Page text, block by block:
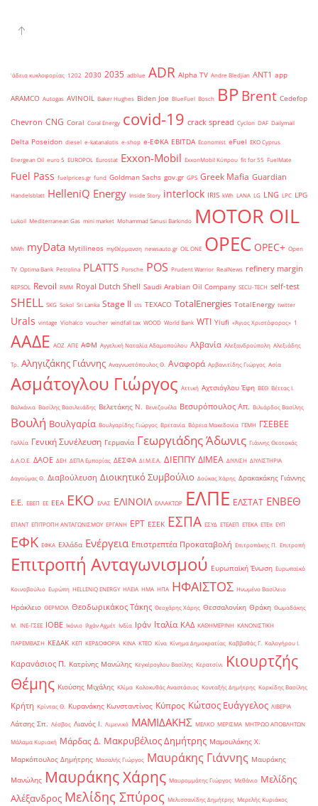
'άδεια κυκλοφορίας 1202 2030 2035 adblue ADR Alpha TV Andre Bledjian ANT1 app
ARAMCO Autogas AVINOIL Baker Hughes Biden Joe BlueFuel Bosch BPBrent Cedefop
Chevron CNG Coral Coral Energy covid-19 crack spread Cyclon DAF Dailymail
Delta Poseidon diesel e-katanalotis e-shop e-ΕΦΚΑ EBITDA Economist eFuel EKO Cyprus
Energean Oil euro 5 EUROPOL Eurostat Exxon-Mobil ExxonMobil Κύπρου fit for 55 FuelMate
Fuel Pass fuelprices.gr fund Goldman Sachs gov.gr GPS Greek Mafia Guardian
Handelsblatt HelleniQ Energy Inside Story interlock IRIS kWh LANA LG LNG LPC LPG
Lukoil Mediterranean Gas mini market Mohammad Sanusi Barkindo MOTOR OIL
MWh myData Mytilineos myΘέρμανση newsauto.gr OIL ONE OPEC OPEC+ Open
TV Optima Bank Petrolina PLATTS Porsche POS Prudent Warrior RealNews refinery margin
REPSOL Revoil RMM Royal Dutch Shell Saudi Arabian Oil Company SECU-TECH self-test
SHELL SKG Sokol Sri Lanka Stage II sts TEXACO TotalEnergies TotalEnergy twitter
Urals vintage Viohalco voucher windfall tax WOOD World Bank WTI Yiufi «Άγιος Χριστόφορος» ΄1
ΑΑΔΕ ΑΟΖ ΑΠΕ ΑΦΜ Αγγελική Ναταλία Αδαμοπούλου Αλβανία Αλεξανδρούπολη Αλεξιάδης
Τρ. Αληγιζάκης Γιάννης Αναγνωστόπουλος Θ. Αναφορά Αρβανιτίδης Γιώργος Ασία
Ασμάτογλου Γιώργος Αττική Αχτσιόγλου Έφη ΒΕΘ Βέττας Ι.
Βαλκάνια Βασίλης Βασιλειάδης Βελετάκης Ν. Βενεζουέλα Βεσυρόπουλος Απ. Βιλιάρδος Βασίλης
Βουλή Βουλγαρία Βουλγαρίδης Γιώργος Βρετανία Βόρεια Μακεδονία ΓΕΜΗ ΓΣΕΒΕΕ
Γαλλία Γενική Συνέλευση Γερμανία Γεωργιάδης Άδωνις Γιάννης Θεοτοκάς
Δ.Α.Ο.Ε. ΔΑΟΕ ΔΕΗ ΔΕΠΑ Εμπορίας ΔΕΣΦΑ ΔΙ.Μ.Ε.Α. ΔΙΕΠΠΥ ΔΙΜΕΑ ΔΙΥΛΙΣΗ ΔΙΥΛΙΣΤΗΡΙΑ
Δαγούμας Θ. Διαβούλευση Διοικητικό Συμβούλιο Δούκας Χάρης Δρακακάκης Γιάννης
Ε.Ε. ΕΒΕΠ ΕΕ ΕΕΑ ΕΚΟ ΕΛΑΣ ΕΛΙΝΟΙΛ ΕΛΛΑΚΤΩΡ ΕΛΠΕ ΕΛΣΤΑΤ ΕΝΒΕΘ
ΕΠΑΝΤ ΕΠΙΤΡΟΠΗ ΑΝΤΑΓΩΝΙΣΜΟΥ ΕΡΓΑΝΗ ΕΡΤ ΕΣΕΚ ΕΣΠΑ ΕΣΥΔ ΕΤΕΑΕΠ ΕΤΕΚΑ ΕΤΕπ ΕΥΠ
ΕΦΚ ΕΦΚΑ Ελλάδα Ενέργεια Επιστρεπτέα Προκαταβολή Επιτροπάκης Π. Επιτροπή
Επιτροπή Ανταγωνισμού Ευρωπαϊκή Ένωση Ευρωπαϊκό
Κοινοβούλιο Ευρώπη ΗELLENiQ ENERGY ΗΛΕΙΑ ΗΜΑ ΗΠΑ ΗΦΑΙΣΤΟΣ Ηνωμένο Βασίλειο
Ηράκλειο ΘΕΡΜΟΙΛ Θεοδωρικάκος Τάκης Θεοχάρης Χάρης Θεσσαλονίκη Θράκη Θωμαδάκης
Μ. ΙΝΕ-ΓΣΕΕ ΙΟΒΕ Ικόνιο Ιλχάν Αχμέτ Ινδία Ιράν Ιταλία ΚΑΔ ΚΑΘΗΜΕΡΙΝΗ ΚΑΝΟΝΙΣΤΙΚΗ
ΠΑΡΕΜΒΑΣΗ ΚΕΔΑΚ ΚΕΠ ΚΕΡΔΟΦΟΡΙΑ ΚΙΝΑ ΚΤΕΟ Κίνα Κίνημα Δημοκρατίας Καββαθάς Γ. Καλογήρου Ι.
Καρανάσιος Π. Κατρίνης Μανώλης Κεγκέρογλου Βασίλης Κερατσίνι
Κιουρτζής
Θέμης Κιούσης Μιχάλης Κλίμα Κολοκυθάς Αναστάσιος Κονταξής Δημήτρης Κορκίδης Βασίλης
Κρήτη Κρίντας Θ. Κυρανάκης Κωνσταντίνος Κύπρος Κώτσος Ευάγγελος ΛΙΒΕΡΙΑ
Λάτσης Σπ. Λέσβος Λιανός Ι. Λιμενικό ΜΑΜΙΔΑΚΗΣ ΜΕΛΚΟ ΜΕΡΙΣΜΑ ΜΗΤΡΩΟ ΑΠΟΒΛΗΤΩΝ
Μάλαμα Κυριακή Μάρδας Δ. Μακρυβέλιος Δημήτρης Μαμουλάκης Χ.
Μαρκόπουλος Δημήτρης Μασαλής Γιώργος Μαυράκης Γιάννης Μαυράκης
Μανώλης Μαυράκης Χάρης Μαυρομμάτης Γιώργος Μεθάνιο Μελίδης
Αλέξανδρος Μελίδης Σπύρος Μελισσανίδης Δημήτρης Μερελής Κυριάκος